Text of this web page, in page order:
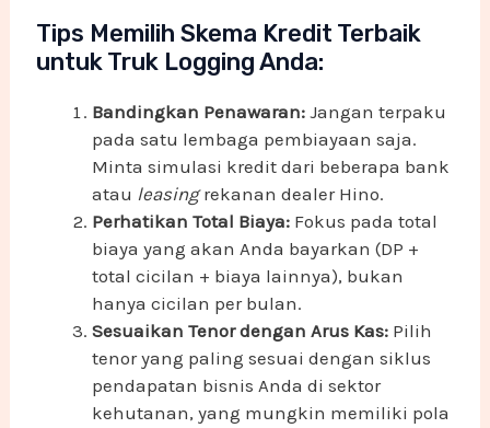
Tips Memilih Skema Kredit Terbaik
untuk Truk Logging Anda:
Bandingkan Penawaran: Jangan terpaku
pada satu lembaga pembiayaan saja.
Minta simulasi kredit dari beberapa bank
atau leasingrekanan dealer Hino.
Perhatikan Total Biaya: Fokus pada total
biaya yang akan Anda bayarkan (DP +
total cicilan + biaya lainnya), bukan
hanya cicilan per bulan.
Sesuaikan Tenor dengan Arus Kas: Pilih
tenor yang paling sesuai dengan siklus
pendapatan bisnis Anda di sektor
kehutanan, yang mungkin memiliki pola